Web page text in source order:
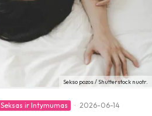
Sekso pozos / Shutterstock nuotr.
Seksas ir Intymumas · 2026-06-14